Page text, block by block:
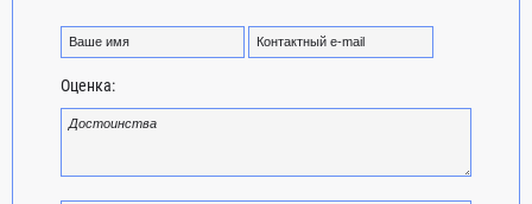
Оценка: